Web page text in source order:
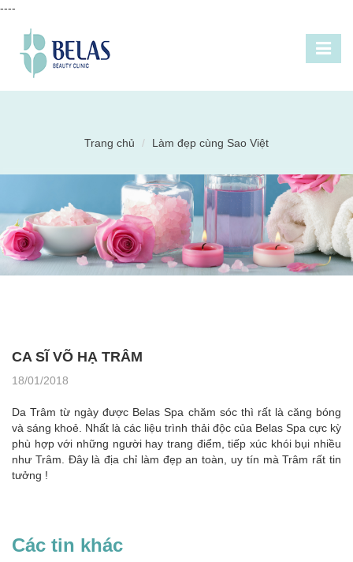
----
Trang chủ Làm đẹp cùng Sao Việt
CA SĨ VÕ HẠ TRÂM
18/01/2018
Da Trâm từ ngày được Belas Spa chăm sóc thì rất là căng bóng
và sáng khoẻ. Nhất là các liệu trình thải độc của Belas Spa cực kỳ
phù hợp với những người hay trang điểm, tiếp xúc khói bụi nhiều
như Trâm. Đây là địa chỉ làm đẹp an toàn, uy tín mà Trâm rất tin
tưởng !
Các tin khác